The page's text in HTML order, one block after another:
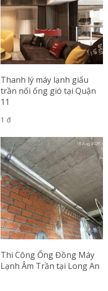
Thanh lý máy lạnh giấu
trần nối ống gió tại Quận
11
1 đ
Thi Công Ống Đồng Máy
Lạnh Âm Trần tại Long An